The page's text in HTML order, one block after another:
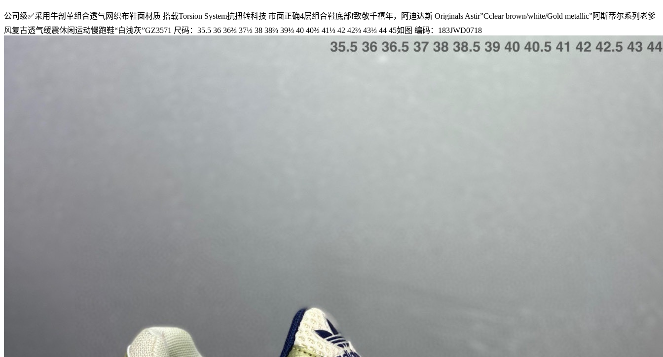
公司级✅采用牛剖革组合透气网织布鞋面材质 搭载Torsion System抗扭转科技 市面正确4层组合鞋底部❗️致敬千禧年，阿迪达斯 Originals Astir”Cclear brown/white/Gold metallic”阿斯蒂尔系列老爹
风复古透气缓震休闲运动慢跑鞋“白浅灰”GZ3571 尺码：35.5 36 36⅔ 37⅓ 38 38⅔ 39⅓ 40 40⅔ 41⅓ 42 42⅔ 43⅓ 44 45如图 编码：183JWD0718